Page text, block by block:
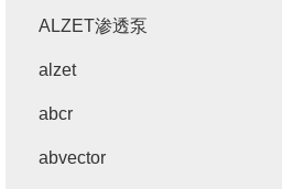
ALZET渗透泵
alzet
abcr
abvector